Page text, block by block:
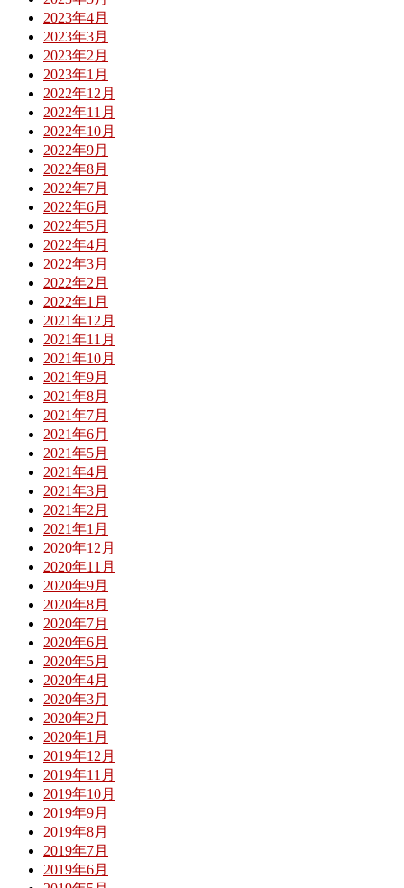
2023年4月
2023年3月
2023年2月
2023年1月
2022年12月
2022年11月
2022年10月
2022年9月
2022年8月
2022年7月
2022年6月
2022年5月
2022年4月
2022年3月
2022年2月
2022年1月
2021年12月
2021年11月
2021年10月
2021年9月
2021年8月
2021年7月
2021年6月
2021年5月
2021年4月
2021年3月
2021年2月
2021年1月
2020年12月
2020年11月
2020年9月
2020年8月
2020年7月
2020年6月
2020年5月
2020年4月
2020年3月
2020年2月
2020年1月
2019年12月
2019年11月
2019年10月
2019年9月
2019年8月
2019年7月
2019年6月